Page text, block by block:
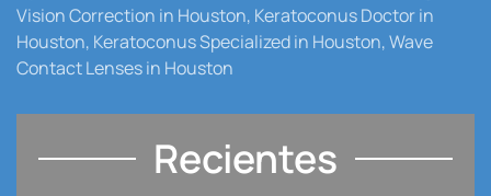
Vision Correction in Houston, Keratoconus Doctor in
Houston, Keratoconus Specialized in Houston, Wave
Contact Lenses in Houston
Recientes